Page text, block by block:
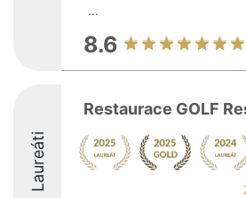
...
8.6
Laureáti
Restaurace GOLF